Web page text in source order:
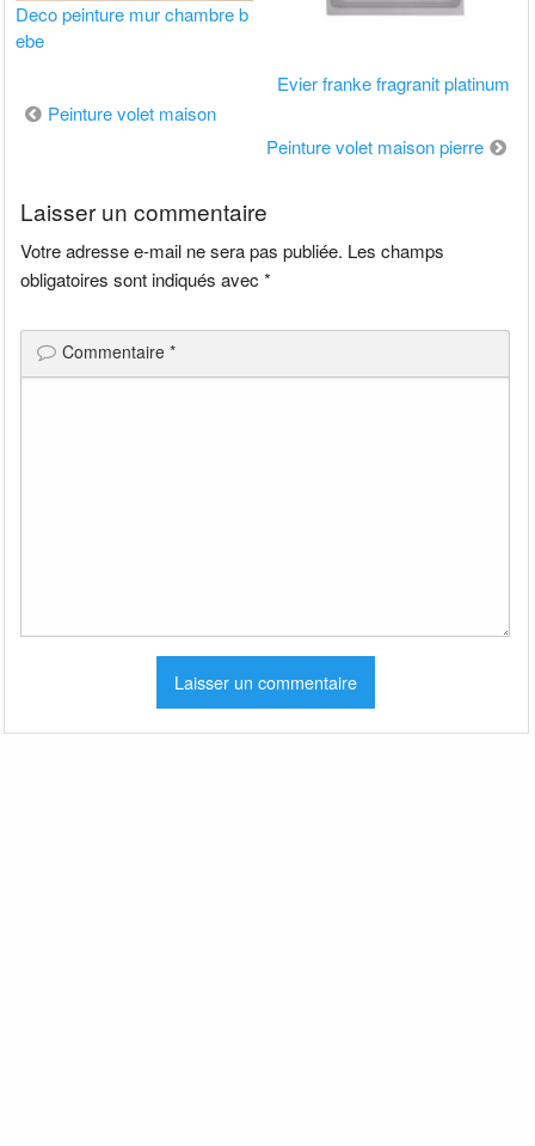
Deco peinture mur chambre b
ebe
Evier franke fragranit platinum
Navigation
Peinture volet maison
Peinture volet maison pierre
Laisser un commentaire
Votre adresse e-mail ne sera pas publiée. Les champs
obligatoires sont indiqués avec*
Commentaire*